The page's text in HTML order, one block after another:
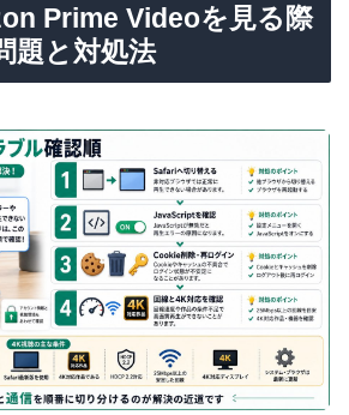
Prime Videoを見る際
題と対処法